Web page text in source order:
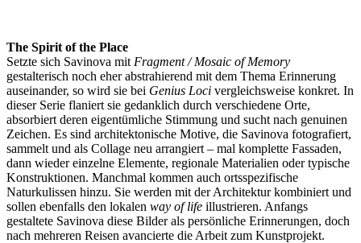
The Spirit of the Place
Setzte sich Savinova mit Fragment / Mosaic of Memory
gestalterisch noch eher abstrahierend mit dem Thema Erinnerung
auseinander, so wird sie bei Genius Loci vergleichsweise konkret. In
dieser Serie flaniert sie gedanklich durch verschiedene Orte,
absorbiert deren eigentümliche Stimmung und sucht nach genuinen
Zeichen. Es sind architektonische Motive, die Savinova fotografiert,
sammelt und als Collage neu arrangiert – mal komplette Fassaden,
dann wieder einzelne Elemente, regionale Materialien oder typische
Konstruktionen. Manchmal kommen auch ortsspezifische
Naturkulissen hinzu. Sie werden mit der Architektur kombiniert und
sollen ebenfalls den lokalen way of life illustrieren. Anfangs
gestaltete Savinova diese Bilder als persönliche Erinnerungen, doch
nach mehreren Reisen avancierte die Arbeit zum Kunstprojekt.